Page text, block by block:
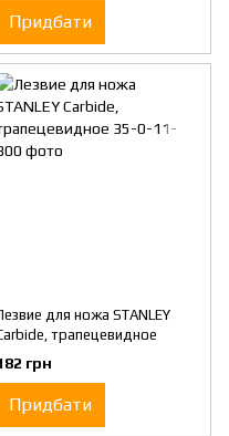
Придбати
для ножа STANLEY
трапецевидное
грн
Придбати